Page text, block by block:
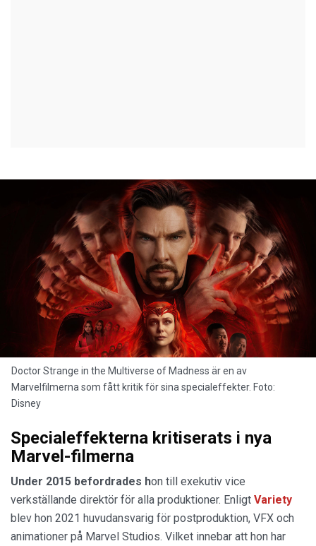
Doctor Strange in the Multiverse of Madness är en av
Marvelfilmerna som fått kritik för sina specialeffekter. Foto:
Disney
Specialeffekterna kritiserats i nya
Marvel-filmerna
Under 2015 befordrades hon till exekutiv vice
verkställande direktör för alla produktioner. Enligt Variety
blev hon 2021 huvudansvarig för postproduktion, VFX och
animationer på Marvel Studios. Vilket innebar att hon har